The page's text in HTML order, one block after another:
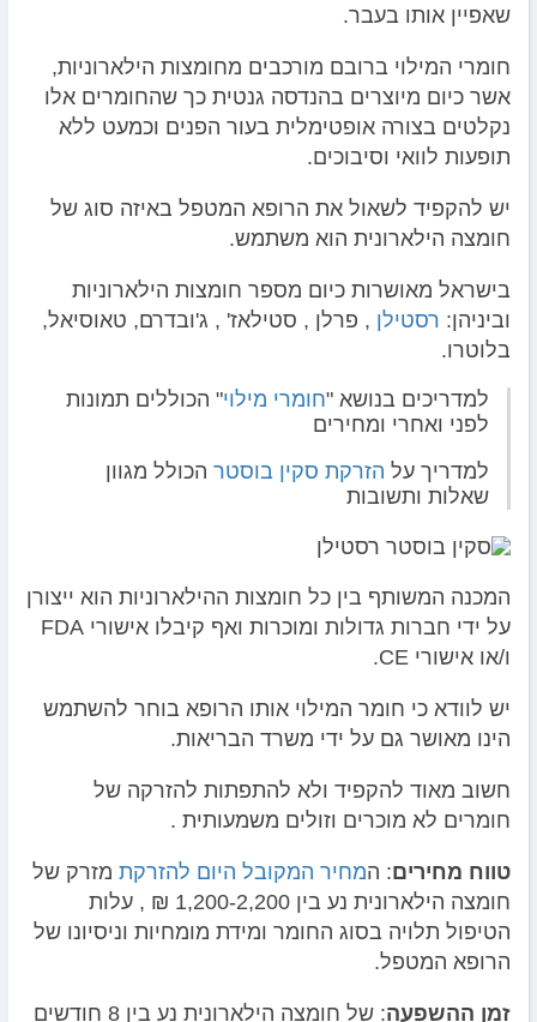
שאפיין אותו בעבר.
חומרי המילוי ברובם מורכבים מחומצות הילארוניות,
אשר כיום מיוצרים בהנדסה גנטית כך שהחומרים אלו
נקלטים בצורה אופטימלית בעור הפנים וכמעט ללא
תופעות לוואי וסיבוכים.
יש להקפיד לשאול את הרופא המטפל באיזה סוג של
חומצה הילארונית הוא משתמש.
בישראל מאושרות כיום מספר חומצות הילארוניות
וביניהן: רסטילן , פרלן , סטילאז' , ג'ובדרם, טאוסיאל,
בלוטרו.
למדריכים בנושא "חומרי מילוי" הכוללים תמונות
לפני ואחרי ומחירים
למדריך על הזרקת סקין בוסטר הכולל מגוון
שאלות ותשובות
המכנה המשותף בין כל חומצות ההילארוניות הוא ייצורן
על ידי חברות גדולות ומוכרות ואף קיבלו אישורי FDA
ו/או אישורי CE.
יש לוודא כי חומר המילוי אותו הרופא בוחר להשתמש
הינו מאושר גם על ידי משרד הבריאות.
חשוב מאוד להקפיד ולא להתפתות להזרקה של
חומרים לא מוכרים וזולים משמעותית .
טווח מחירים: המחיר המקובל היום להזרקת מזרק של
חומצה הילארונית נע בין 1,200-2,200 ₪ , עלות
הטיפול תלויה בסוג החומר ומידת מומחיות וניסיונו של
הרופא המטפל.
זמן ההשפעה : של חומצה הילארונית נע בין 8 חודשים